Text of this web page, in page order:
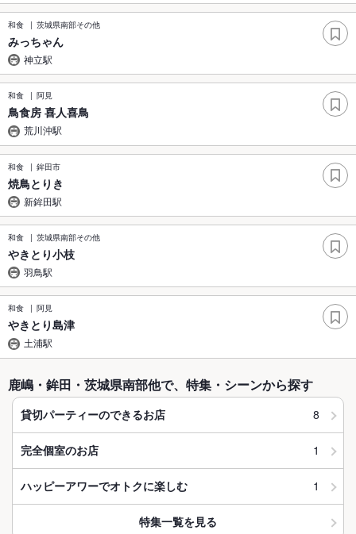
和食 茨城県南部その他
みっちゃん
神立駅
和食 阿見
鳥食房 喜人喜鳥
荒川沖駅
和食 鉾田市
焼鳥とりき
新鉾田駅
和食 茨城県南部その他
やきとり小枝
羽鳥駅
和食 阿見
やきとり島津
土浦駅
鹿嶋・鉾田・茨城県南部他で、特集・シーンから探す
貸切パーティーのできるお店 8
完全個室のお店 1
ハッピーアワーでオトクに楽しむ 1
特集一覧を見る